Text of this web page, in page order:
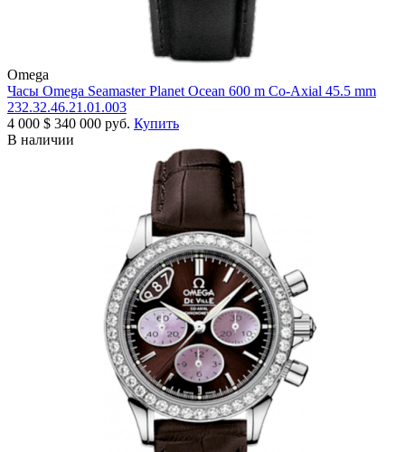
Omega
Часы Omega Seamaster Planet Ocean 600 m Co-Axial 45.5 mm
232.32.46.21.01.003
4 000 $ 340 000 руб. Купить
В наличии